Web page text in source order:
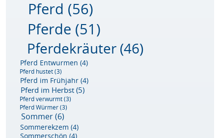
Pferd (56)
Pferde (51)
Pferdekräuter (46)
Pferd Entwurmen (4)
Pferd hustet(3)
Pferd im Frühjahr (4)
Pferd im Herbst (5)
Pferd verwurmt(3)
Pferd Würmer(3)
Sommer(6)
Sommerekzem (4)
Sommerschön (4)